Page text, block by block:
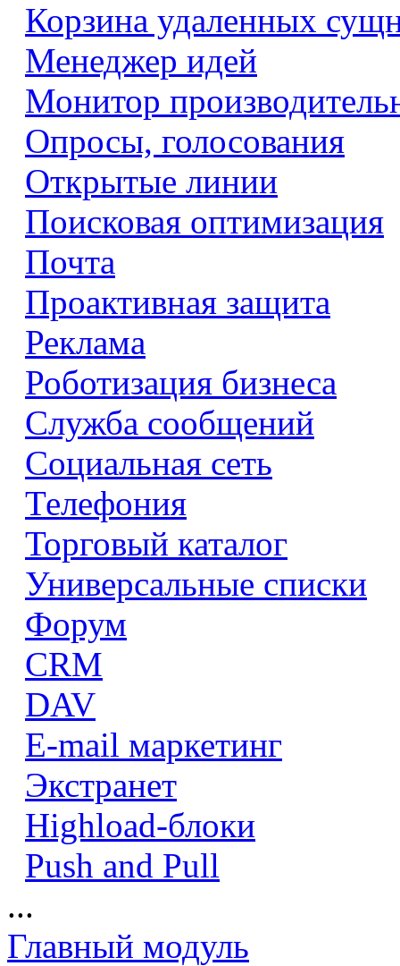
Корзина удаленных
Менеджер идей
Монитор
Опросы, голосования
Открытые линии
Поисковая оптимизация
Почта
Проактивная защита
Реклама
Роботизация бизнеса
Служба сообщений
Социальная сеть
Телефония
Торговый каталог
Универсальные списки
Форум
CRM
DAV
E-mail маркетинг
Экстранет
Highload-блоки
Push and Pull
...
Главный модуль